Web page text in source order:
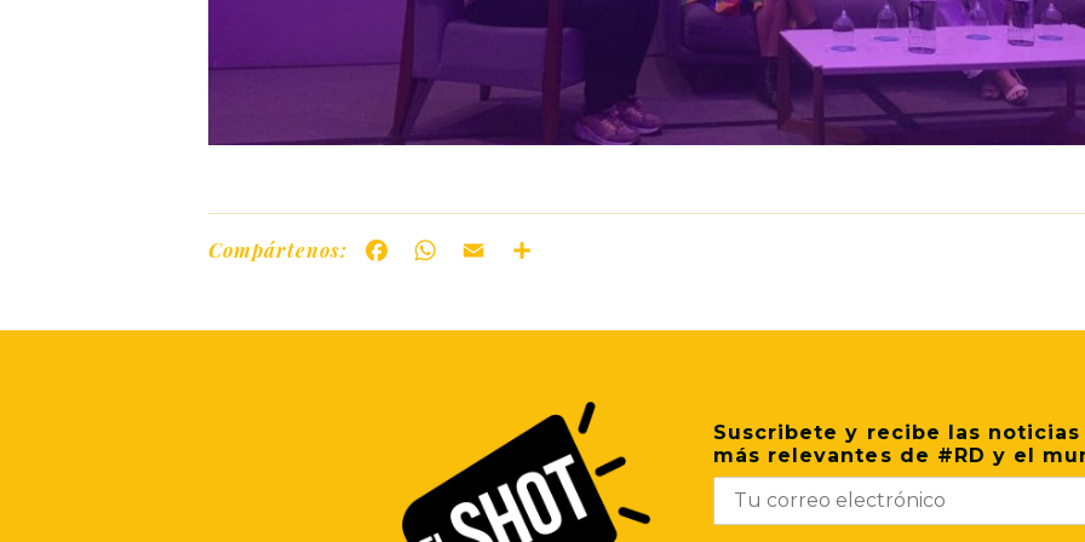
Compártenos: FacebookWhatsApp
Email
Suscribete y recibe las noticias
más relevantes de #RD y el